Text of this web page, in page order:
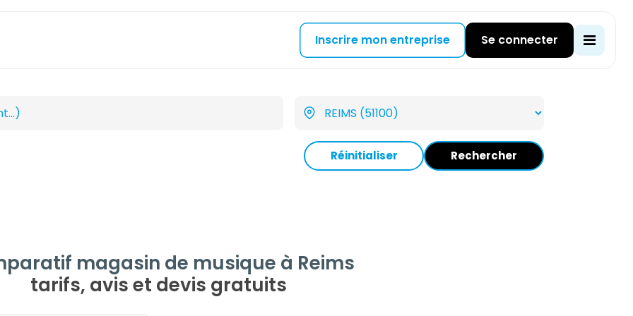
Inscrire mon entreprise Se connecter
Réinitialiser Rechercher
magasin de musique à Reims
tarifs, avis et devis gratuits